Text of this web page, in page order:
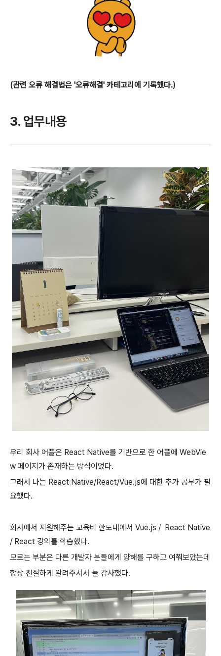
(관련 오류 해결법은 '오류해결' 카테고리에 기록했다.)
3. 업무내용
우리 회사 어플은 React Native를 기반으로 한 어플에 WebVie
w 페이지가 존재하는 방식이었다.
그래서 나는 React Native/React/Vue.js에 대한 추가 공부가 필
요했다.
회사에서 지원해주는 교육비 한도내에서 Vue.js / React Native
/ React 강의를 학습했다.
모르는 부분은 다른 개발자 분들에게 양해를 구하고 여쭤보았는데
항상 친절하게 알려주셔서 늘 감사했다.